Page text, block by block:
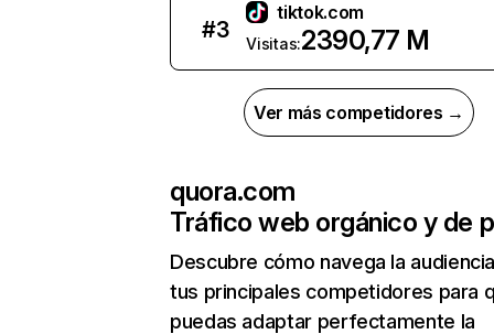
#3
tiktok.com
Visitas:2390,77 M
Ver más competidores →
quora.com
Tráfico web orgánico y de
Descubre cómo navega la
tus principales competidores para
puedas adaptar perfectamente la